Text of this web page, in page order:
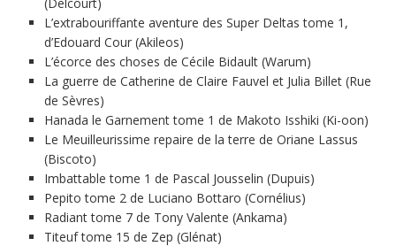
L’extrabouriffante aventure des Super Deltas tome 1,
d’Edouard Cour (Akileos)
L’écorce des choses de Cécile Bidault (Warum)
La guerre de Catherine de Claire Fauvel et Julia Billet (Rue
de Sèvres)
Hanada le Garnement tome 1 de Makoto Isshiki (Ki-oon)
Le Meuilleurissime repaire de la terre de Oriane Lassus
(Biscoto)
Imbattable tome 1 de Pascal Jousselin (Dupuis)
Pepito tome 2 de Luciano Bottaro (Cornélius)
Radiant tome 7 de Tony Valente (Ankama)
Titeuf tome 15 de Zep (Glénat)